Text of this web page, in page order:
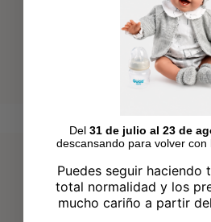
Del 31 de julio al 23 de
descansando para volver con
Puedes seguir haciendo
total normalidad y los
mucho cariño a partir del